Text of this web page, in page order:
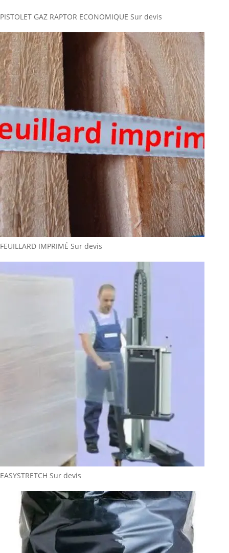
PISTOLET GAZ RAPTOR ECONOMIQUE Sur devis
FEUILLARD IMPRIMÉ Sur devis
EASYSTRETCH Sur devis